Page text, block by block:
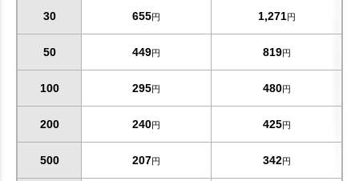
お買い物を続ける カートへ進む
30 655円 1,271円
50 449円 819円
100 295円 480円
200 240円 425円
500 207円 342円